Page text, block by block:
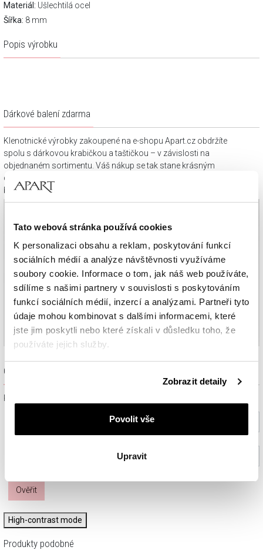
Tato webová stránka používá cookies
K personalizaci obsahu a reklam, poskytování funkcí
sociálních médií a analýze návštěvnosti využíváme
soubory cookie. Informace o tom, jak náš web používáte,
sdílíme s našimi partnery v souvislosti s poskytováním
funkcí sociálních médií, inzercí a analýzami. Partneři tyto
údaje mohou kombinovat s dalšími informacemi, které
jste jim poskytli nebo které získali v důsledku toho, že
používáte jejich služby.
Zásadách ochrany osobních údajů
Zobrazit detaily
Povolit vše
Upravit
Materiál: Ušlechtilá ocel
Šířka: 8 mm
Popis výrobku
Dárkové balení zdarma
Klenotnické výrobky zakoupené na e-shopu Apart.cz obdržíte
spolu s dárkovou krabičkou a taštičkou – v závislosti na
objednaném sortimentu. Váš nákup se tak stane krásným
dárkem, který můžete bez dalších příprav věnovat svým
blízkým.
Ověřit dostupnost a rezervovat na prodejně
Prosím, vyberte ze seznamu město nebo konkrétní prodejnu
Ověřit
High-contrast mode
Produkty podobné